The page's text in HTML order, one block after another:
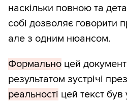
наскільки повною та
собі дозволяє говорити
але з одним нюансом.
Формально цей
результатом зустрічі
реальності цей текст